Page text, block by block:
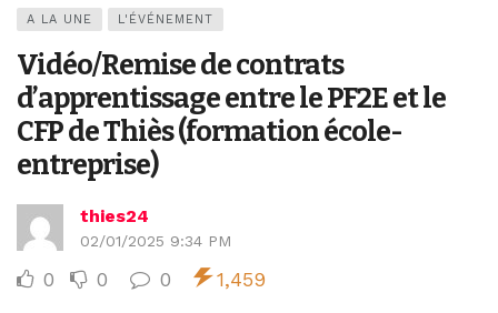
A LA UNE L'ÉVÉNEMENT
Vidéo/Remise de contrats
d’apprentissage entre le PF2E et le
CFP de Thiès (formation école-
entreprise)
thies24
02/01/2025 9:34 PM
0 0 0 1,459